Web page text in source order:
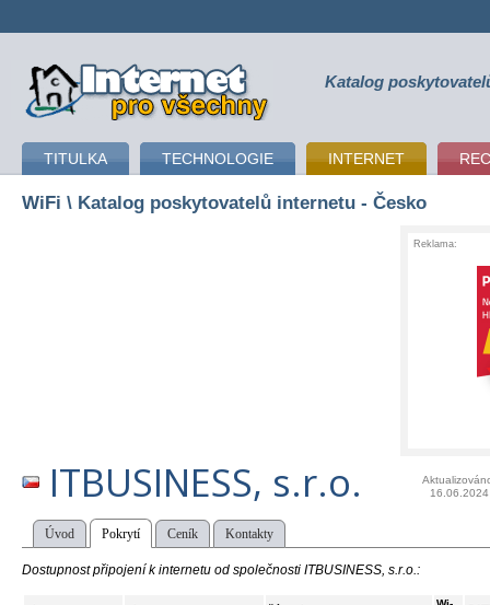
připojení k internetu Katalog
TITULKA TECHNOLOGIE INTERNET
WiFi \ Katalog poskytovatelů internetu - Česko
Reklama:
ITBUSINESS, s.r.o.
16.06.2024
Úvod Pokrytí Ceník Kontakty
Dostupnost připojení k internetu od společnosti ITBUSINESS, s.r.o.: